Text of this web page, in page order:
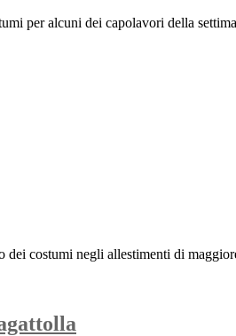
per alcuni dei capolavori della
dei costumi negli allestimenti di